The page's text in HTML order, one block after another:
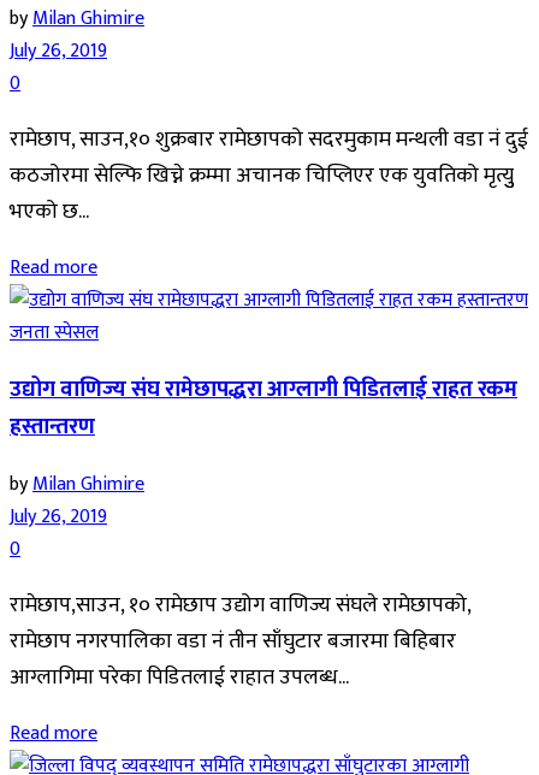
byMilan Ghimire
July 26, 2019
0
रामेछाप, साउन,१० शुक्रबार रामेछापको सदरमुकाम मन्थली वडा नं दुई
कठजोरमा सेल्फि खिच्ने क्रम्मा अचानक चिप्लिएर एक युवतिको मृत्युु
भएको छ...
Read more
जनता स्पेसल
उद्योग वाणिज्य संघ रामेछापद्धरा आग्लागी पिडितलाई राहत रकम
हस्तान्तरण
byMilan Ghimire
July 26, 2019
0
रामेछाप,साउन, १० रामेछाप उद्योग वाणिज्य संघले रामेछापको,
रामेछाप नगरपालिका वडा नं तीन साँघुटार बजारमा बिहिबार
आग्लागिमा परेका पिडितलाई राहात उपलब्ध...
Read more